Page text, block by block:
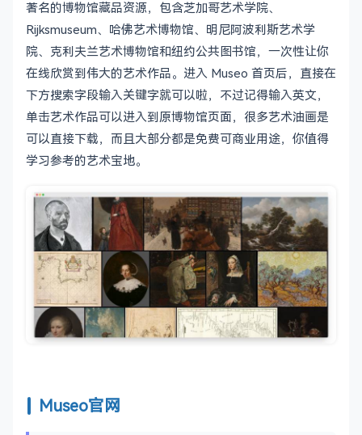
著名的博物馆藏品资源，包含芝加哥艺术学院、
Rijksmuseum、哈佛艺术博物馆、明尼阿波利斯艺术学
院、克利夫兰艺术博物馆和纽约公共图书馆，一次性让你
在线欣赏到伟大的艺术作品。进入 Museo 首页后，直接在
下方搜索字段输入关键字就可以啦，不过记得输入英文，
单击艺术作品可以进入到原博物馆页面，很多艺术油画是
可以直接下载，而且大部分都是免费可商业用途，你值得
学习参考的艺术宝地。
Museo官网